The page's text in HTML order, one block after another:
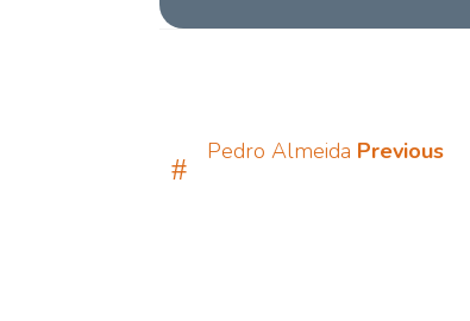
#
Pedro Almeida Previous